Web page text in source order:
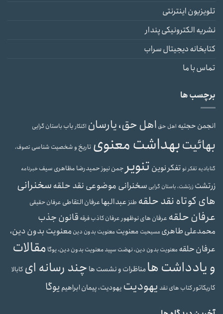
تلویزیون اینترنتی
نشریه الکترونیکی پندار
کتابخانه دیجیتال سراب
تماس با ما
برچسب ها
انجمن حجتیه اهل حق اهل حق، یارسان اکنکارباب باستان گرایی
بهائیتبهداشت معنوی تاریخ و شخصیت شناسی تصوف،
گنابادیه تفکر نوتفکر نوین تنویر جمن نیوز حمیدرضا مظاهری سیفخبرنامه
زرتشت زرتشت، باستان گرایی سخنرانی موضوعی نقد حلقهسخنرانی
های کوتاه نقد حلقه طنز عبدالبهاعرفان التقاطی عرفان حقیقی
عرفان حلقه عرفان های نوظهور عرفان کاذبفرقه قانون جذب
محمدعلی طاهری مسیحیت معنویت معنویت بدون دین معنویت بدون دین،
عرفان حلقه معنویت بدون دین، نهضت سپیدمعنویت بدون دین، یوگا مقالات
و یادداشت هامناظرات و نشست ها چند رسانه ای کابالا
کاریکاتور کتاب های نقد یهودیت یهودیت، پیمان ابراهیم یوگا